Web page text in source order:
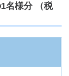
名様分 （税